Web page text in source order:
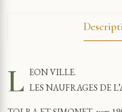
L EON VILLE.
LES NAUFRAGES DE